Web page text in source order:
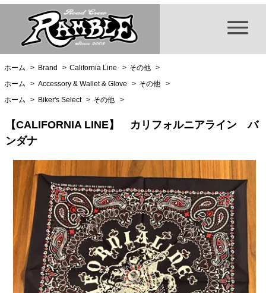
ホーム > Brand > California Line > その他 >
ホーム
> Accessory & Wallet & Glove > その他
>
ホーム
> Biker's Select > その他 >
【CALIFORNIA LINE】 カリフォルニアライン バ
ンダナ